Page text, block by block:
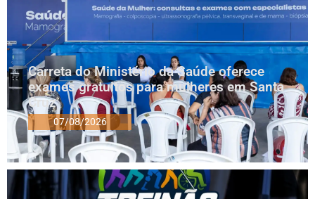
Carreta do Ministério da Saúde oferece
exames gratuitos para mulheres em Santa
Cruz
07/08/2026